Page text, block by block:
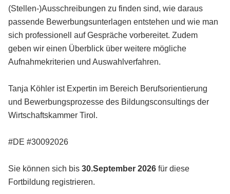
(Stellen-)Ausschreibungen zu finden sind, wie daraus
passende Bewerbungsunterlagen entstehen und wie man
sich professionell auf Gespräche vorbereitet. Zudem
geben wir einen Überblick über weitere mögliche
Aufnahmekriterien und Auswahlverfahren.
Tanja Köhler ist Expertin im Bereich Berufsorientierung
und Bewerbungsprozesse des Bildungsconsultings der
Wirtschaftskammer Tirol.
#DE #30092026
Sie können sich bis 30.September 2026 für diese
Fortbildung registrieren.